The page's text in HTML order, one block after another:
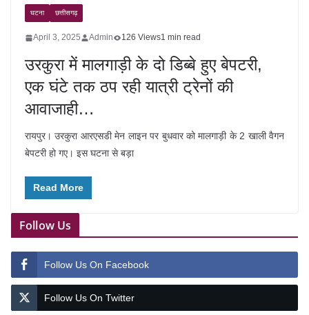
घटना छत्तीसगढ़
April 3, 2025 Admin 126 Views1 min read
उरकुरा में मालगाड़ी के दो डिब्बे हुए बेपटरी,
एक घंटे तक ठप रही यात्री ट्रेनों की
आवाजाही…
रायपुर। उरकुरा आरएसडी मेन लाइन पर बुधवार को मालगाड़ी के 2 खाली वैगन
बेपटरी हो गए। इस घटना से बड़ा
Read More
Follow Us
Follow Us On Facebook
Follow Us On Twitter